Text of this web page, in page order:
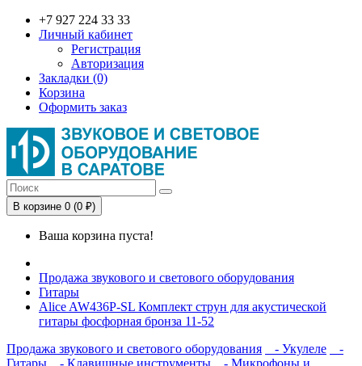
+7 927 224 33 33
Личный кабинет
Регистрация
Авторизация
Закладки (0)
Корзина
Оформить заказ
В корзине 0 (0 ₽)
Ваша корзина пуста!
Продажа звукового и светового оборудования
Гитары
Alice AW436P-SL Комплект струн для акустической
гитары фосфорная бронза 11-52
Продажа звукового и светового оборудования
- Укулеле
-
Гитары
- Клавишные инструменты
- Микрофоны и